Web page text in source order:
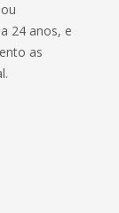
24 anos, e
as